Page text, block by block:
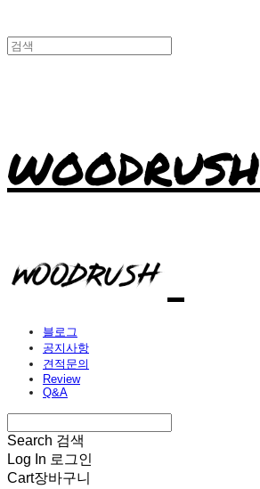
WOODRUSH
블로그
공지사항
견적문의
Review
Q&A
Search 검색
Log In 로그인
Cart장바구니